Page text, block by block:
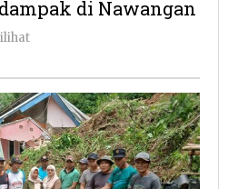
Salurkan
Bantuan
Lima
Rumah
di
di Nawangan